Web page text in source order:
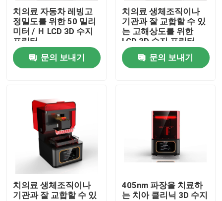
제품 소개
레이저는 3D 프린터를 금속을 입힙니다
치아 금속 3D 프린터
SLM 3D 프린터
DLMS 3D 프린터
LCD 3D 프린터
감광성 수지
치의료 자동차 레빙고
정밀도를 위한 50 밀리
미터 / Ｈ LCD 3D 수지
프린터
문의 보내기
치의료 생체조직이나
기관과 잘 교합할 수 있
는 고해상도를 위한
LCD 3D 수지 프린터
문의 보내기
치의료 생체조직이나
기관과 잘 교합할 수 있
405nm 파장을 치료하
는 치아 클리닉 3D 수지